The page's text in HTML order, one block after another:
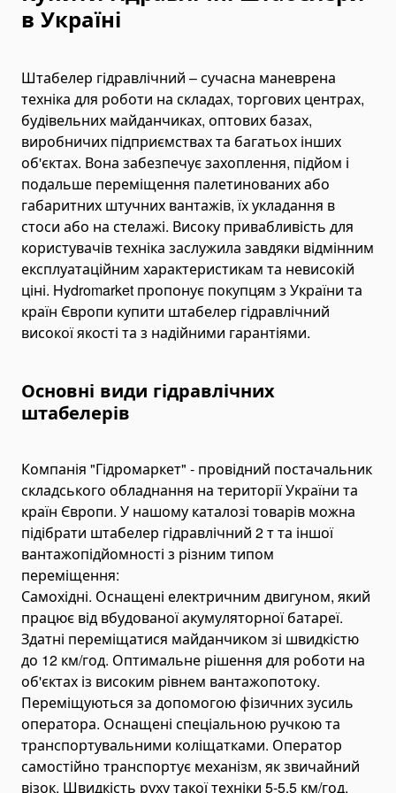
Bending Pipa Manual
Punching and Pressing Tools
Hydraulic Presses
Pneumatic Punching Machines
Hydraulic Punching Tools
Electric Hydraulic Punching Machines
Manual Arbor Presses
Expander and Spreader Tools
Mechanical Flange Spreaders
Hydraulic Flange Spreaders
Pipe Expanders
Паливні баки
Комплектуючі для баків
Електрогідравліка
Міні-маслостанції
Електромотори
Комплектуючі для маслостанцій
Alat Angkut Barang
Chain Block
Lever Block
Ratchet Load Binder
Lever Load Binder
Ratchet Pullers
Lifting Hooks
Eye Hooks
Lifting Clamps
в Україні
Штабелер гідравлічний – сучасна маневрена
техніка для роботи на складах, торгових центрах,
будівельних майданчиках, оптових базах,
виробничих підприємствах та багатьох інших
об'єктах. Вона забезпечує захоплення, підйом і
подальше переміщення палетинованих або
габаритних штучних вантажів, їх укладання в
стоси або на стелажі. Високу привабливість для
користувачів техніка заслужила завдяки відмінним
експлуатаційним характеристикам та невисокій
ціні. Hydromarket пропонує покупцям з України та
країн Європи купити штабелер гідравлічний
високої якості та з надійними гарантіями.
Основні види гідравлічних
штабелерів
Компанія "Гідромаркет" - провідний постачальник
складського обладнання на території України та
країн Європи. У нашому каталозі товарів можна
підібрати штабелер гідравлічний 2 т та іншої
вантажопідйомності з різним типом
переміщення:
Самохідні. Оснащені електричним двигуном, який
працює від вбудованої акумуляторної батареї.
Здатні переміщатися майданчиком зі швидкістю
до 12 км/год. Оптимальне рішення для роботи на
об'єктах із високим рівнем вантажопотоку.
Переміщуються за допомогою фізичних зусиль
оператора. Оснащені спеціальною ручкою та
транспортувальними коліщатками. Оператор
самостійно транспортує механізм, як звичайний
візок. Швидкість руху такої техніки 5-5,5 км/год.